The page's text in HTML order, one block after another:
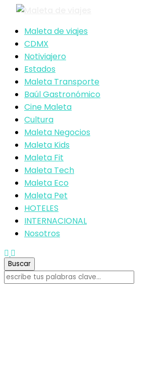
Maleta de viajes
CDMX
Notiviajero
Estados
Maleta Transporte
Baúl Gastronómico
Cine Maleta
Cultura
Maleta Negocios
Maleta Kids
Maleta Fit
Maleta Tech
Maleta Eco
Maleta Pet
HOTELES
INTERNACIONAL
Nosotros